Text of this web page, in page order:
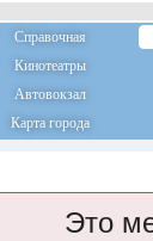
Справочная
Кинотеатры
Автовокзал
Карта города
Это